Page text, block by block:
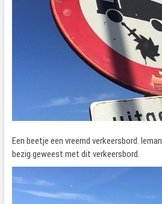
Een beetje een vreemd verkeersbord.
bezig geweest met dit verkeersbord.